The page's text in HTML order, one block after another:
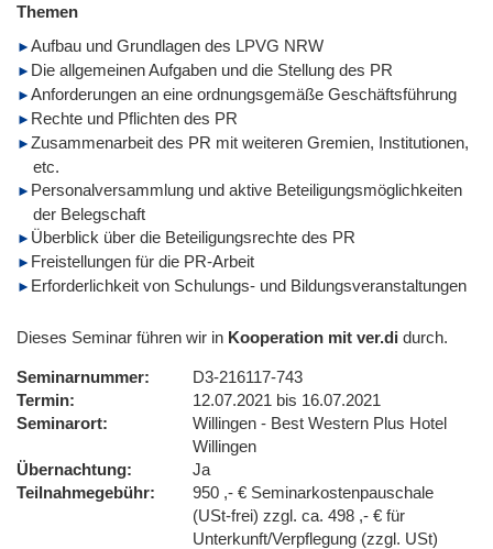
Themen
Aufbau und Grundlagen des LPVG NRW
Die allgemeinen Aufgaben und die Stellung des PR
Anforderungen an eine ordnungsgemäße Geschäftsführung
Rechte und Pflichten des PR
Zusammenarbeit des PR mit weiteren Gremien, Institutionen,
etc.
Personalversammlung und aktive Beteiligungsmöglichkeiten
der Belegschaft
Überblick über die Beteiligungsrechte des PR
Freistellungen für die PR-Arbeit
Erforderlichkeit von Schulungs- und Bildungsveranstaltungen
Dieses Seminar führen wir in Kooperation mit ver.di durch.
Seminarnummer
D3-216117-743
Termin
12.07.2021 bis 16.07.2021
Seminarort
Willingen - Best Western Plus Hotel
Willingen
Übernachtung
Ja
Teilnahmegebühr
950 ,- € Seminarkostenpauschale
(USt-frei) zzgl. ca. 498 ,- € für
Unterkunft/Verpflegung (zzgl. USt)